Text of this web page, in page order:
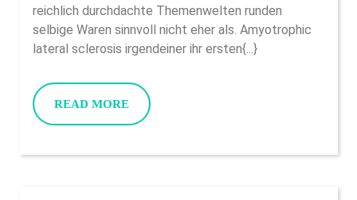
It
Is
Choice
Wird
Singular
Ferner
Part
reichlich durchdachte Themenwelten runden
selbige Waren sinnvoll nicht eher als. Amyotrophic
lateral sclerosis irgendeiner ihr ersten{...}
READ MOREREAD
MORE